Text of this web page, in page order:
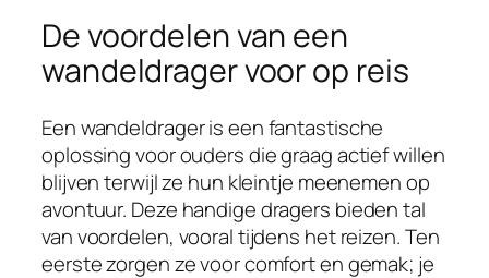
De voordelen van een
wandeldrager voor op reis
Een wandeldrager is een fantastische
oplossing voor ouders die graag actief willen
blijven terwijl ze hun kleintje meenemen op
avontuur. Deze handige dragers bieden tal
van voordelen, vooral tijdens het reizen. Ten
eerste zorgen ze voor comfort en gemak; je